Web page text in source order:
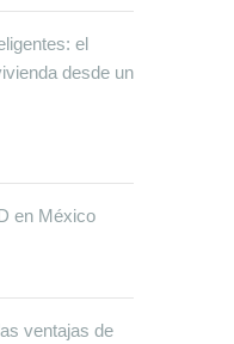
el
desde un
en México
ventajas de